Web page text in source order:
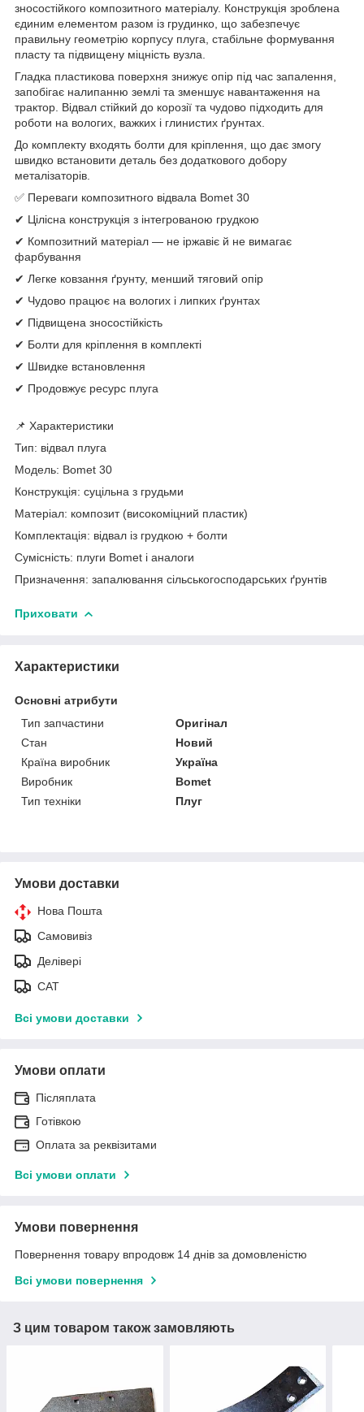
зносостійкого композитного матеріалу. Конструкція зроблена
єдиним елементом разом із грудинко, що забезпечує
правильну геометрію корпусу плуга, стабільне формування
пласту та підвищену міцність вузла.
Гладка пластикова поверхня знижує опір під час запалення,
запобігає налипанню землі та зменшує навантаження на
трактор. Відвал стійкий до корозії та чудово підходить для
роботи на вологих, важких і глинистих ґрунтах.
До комплекту входять болти для кріплення, що дає змогу
швидко встановити деталь без додаткового добору
металізаторів.
✅ Переваги композитного відвала Bomet 30
✔ Цілісна конструкція з інтегрованою грудкою
✔ Композитний матеріал — не іржавіє й не вимагає
фарбування
✔ Легке ковзання ґрунту, менший тяговий опір
✔ Чудово працює на вологих і липких ґрунтах
✔ Підвищена зносостійкість
✔ Болти для кріплення в комплекті
✔ Швидке встановлення
✔ Продовжує ресурс плуга
📌 Характеристики
Тип: відвал плуга
Модель: Bomet 30
Конструкція: суцільна з грудьми
Матеріал: композит (високоміцний пластик)
Комплектація: відвал із грудкою + болти
Сумісність: плуги Bomet і аналоги
Призначення: запалювання сільськогосподарських ґрунтів
Приховати
Характеристики
Основні атрибути
Тип запчастини
Оригінал
Стан
Новий
Країна виробник
Україна
Виробник
Bomet
Тип техніки
Плуг
Умови доставки
Нова Пошта
Самовивіз
Делівері
САТ
Всі умови доставки
Умови оплати
Післяплата
Готівкою
Оплата за реквізитами
Всі умови оплати
Умови повернення
Повернення товару впродовж 14 днів за домовленістю
Всі умови повернення
З цим товаром також замовляють